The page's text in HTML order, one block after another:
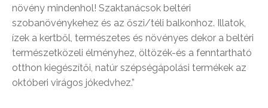
növény mindenhol! Szaktanácsok beltéri
szobanövénykehez és az őszi/téli balkonhoz. Illatok,
ízek a kertből, természetes és növényes dekor a beltéri
természetközeli élményhez, öltözék-és a fenntartható
otthon kiegészítői, natúr szépségápolási termékek az
októberi virágos jókedvhez.”